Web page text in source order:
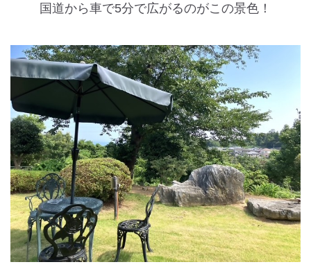
国道から車で5分で広がるのがこの景色！